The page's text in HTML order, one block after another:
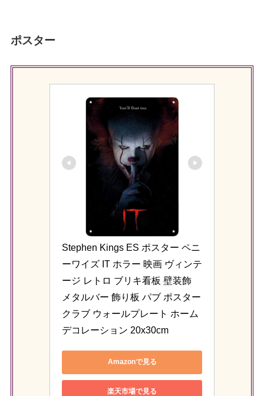
ポスター
Stephen Kings ES ポスター ペニ
ーワイズ IT ホラー 映画 ヴィンテ
ージ レトロ ブリキ看板 壁装飾
メタルバー 飾り板 パブ ポスター
クラブ ウォールプレート ホーム
デコレーション 20x30cm
Amazonで見る
楽天市場で見る